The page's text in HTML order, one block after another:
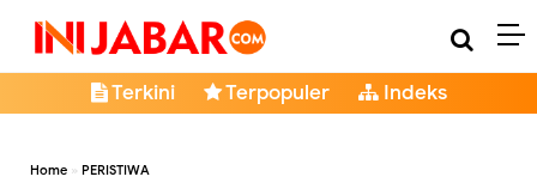
Terkini Terpopuler Indeks
Home » PERISTIWA